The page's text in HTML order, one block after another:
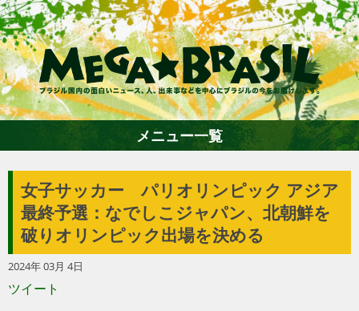
ホーム
ファション
メニュー一覧
女子サッカー パリオリンピック アジア
最終予選：なでしこジャパン、北朝鮮を
破りオリンピック出場を決める
2024年 03月 4日
ツイート